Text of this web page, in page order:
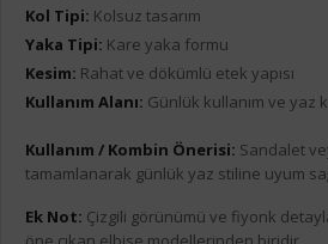
Kol Tipi: Kolsuz tasarım
Yaka Tipi: Kare yaka formu
Kesim: Rahat ve dökümlü etek yapısı
Kullanım Alanı: Günlük kullanım ve yaz
Kullanım / Kombin Önerisi: Sandalet
tamamlanarak günlük yaz stiline uyum
Ek Not: Çizgili görünümü ve fiyonk